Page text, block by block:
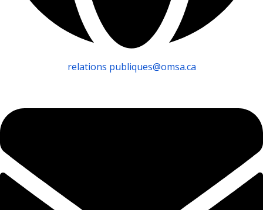
relations publiques@omsa.ca